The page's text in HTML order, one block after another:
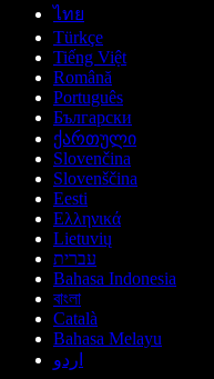
ไทย
Türkçe
Tiếng Việt
Română
Português
Български
ქართული
Slovenčina
Slovenščina
Eesti
Ελληνικά
Lietuvių
עברית
Bahasa Indonesia
বাংলা
Català
Bahasa Melayu
اردو